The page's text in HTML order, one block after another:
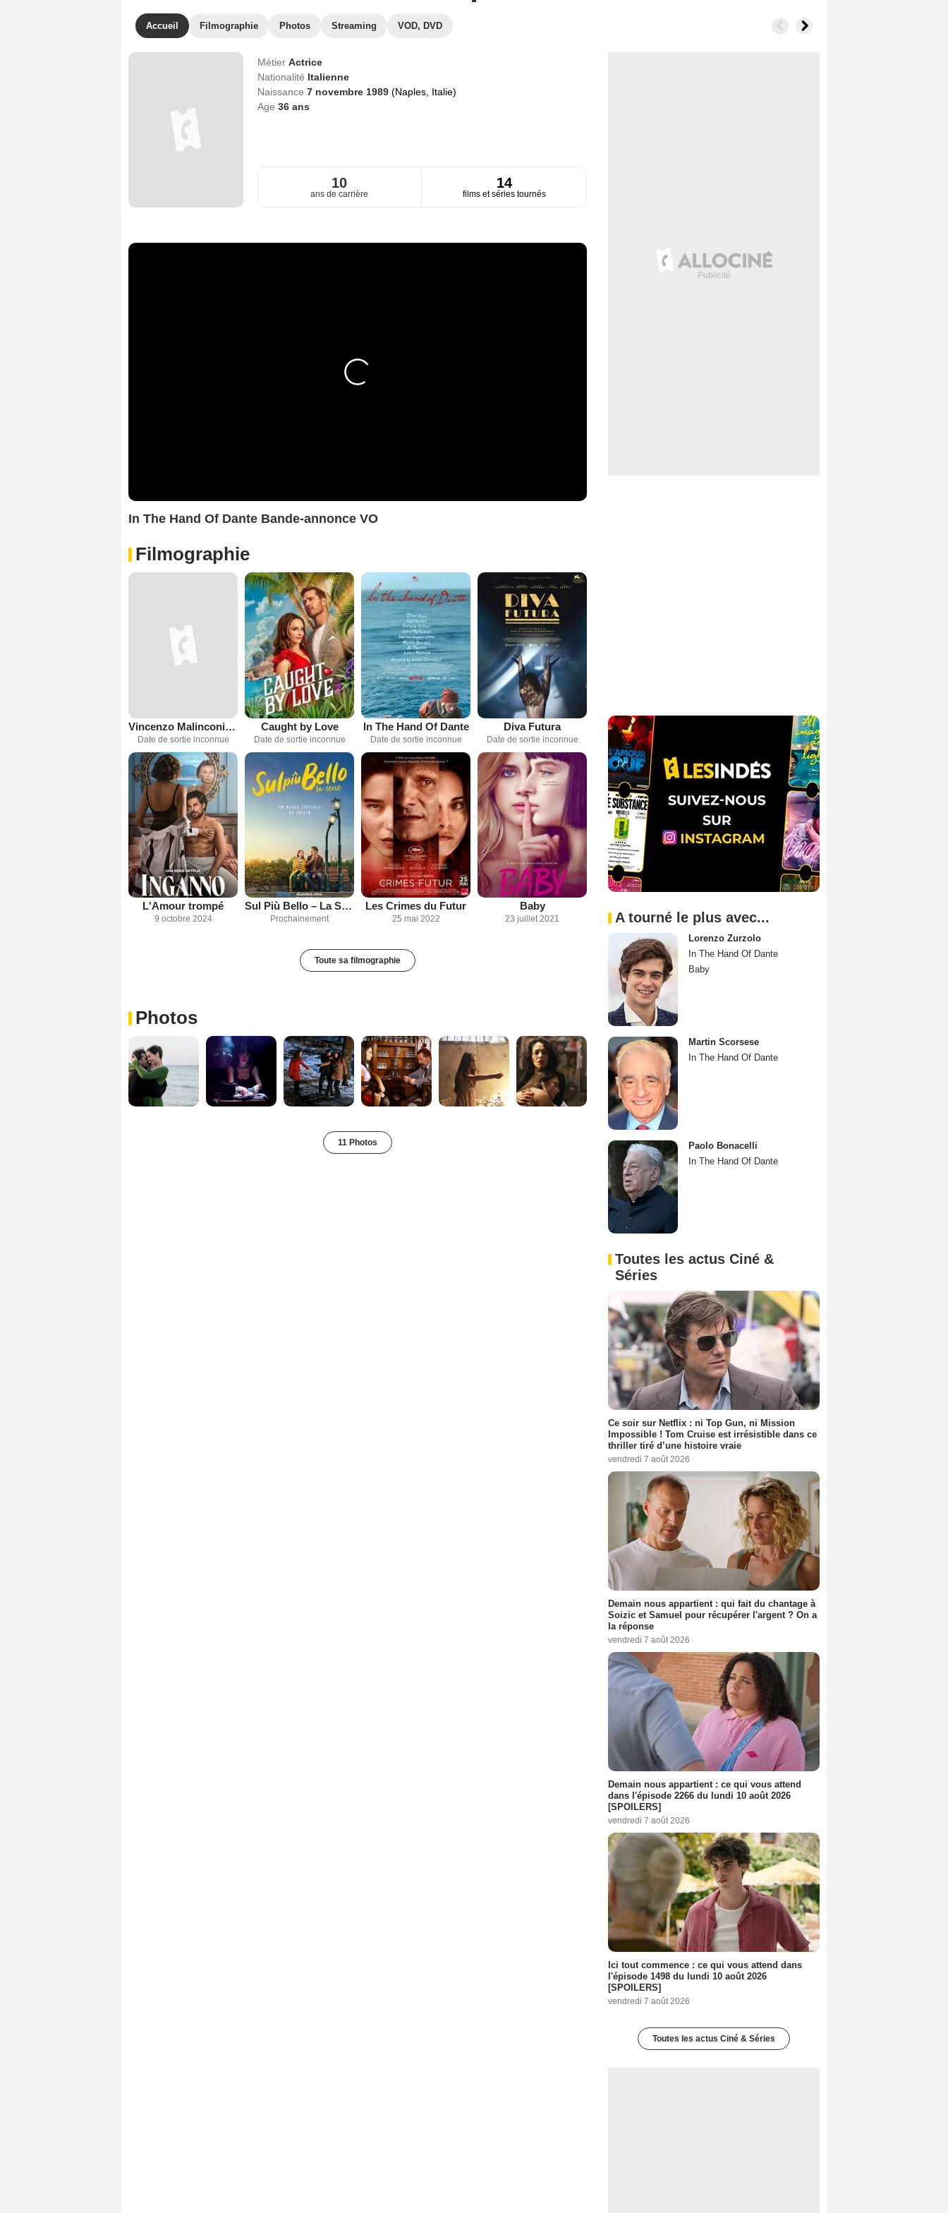
Accueil Filmographie Photos Streaming VOD, DVD
Métier Actrice
Nationalité Italienne
Naissance 7 novembre 1989 (Naples, Italie)
Age 36ans
10
ans de carrière
14
films et séries tournés
In The Hand Of Dante Bande-annonce VO
Filmographie
Vincenzo Malinconico, avvocato d'insuccesso
Date de sortie inconnue
Caught by Love
Date de sortie inconnue
In The Hand Of Dante
Date de sortie inconnue
Diva Futura
Date de sortie inconnue
L'Amour trompé
9 octobre 2024
Sul Più Bello – La Serie
Prochainement
Les Crimes du Futur
25 mai 2022
Baby
23 juillet 2021
Toute sa filmographie
Photos
11 Photos
A tourné le plus avec...
Lorenzo Zurzolo
In The Hand Of Dante
Baby
Martin Scorsese
In The Hand Of Dante
Paolo Bonacelli
In The Hand Of Dante
Toutes les actus Ciné &
Séries
Ce soir sur Netflix : ni Top Gun, ni Mission
Impossible ! Tom Cruise est irrésistible dans ce
thriller tiré d’une histoire vraie
vendredi 7 août 2026
Demain nous appartient : qui fait du chantage à
Soizic et Samuel pour récupérer l'argent ? On a
la réponse
vendredi 7 août 2026
Demain nous appartient : ce qui vous attend
dans l'épisode 2266 du lundi 10 août 2026
[SPOILERS]
vendredi 7 août 2026
Ici tout commence : ce qui vous attend dans
l'épisode 1498 du lundi 10 août 2026
[SPOILERS]
vendredi 7 août 2026
Toutes les actus Ciné & Séries